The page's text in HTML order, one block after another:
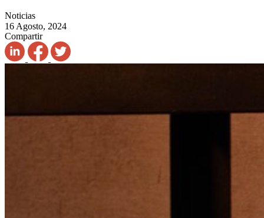
Noticias
16 Agosto, 2024
Compartir